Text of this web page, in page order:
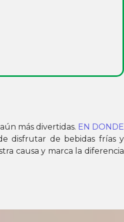
más divertidas. EN DONDE
disfrutar de bebidas frías y
causa y marca la diferencia